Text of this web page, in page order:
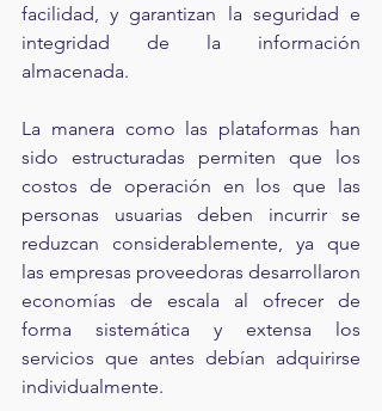
facilidad, y garantizan la seguridad e
integridad de la información
almacenada.
La manera como las plataformas han
sido estructuradas permiten que los
costos de operación en los que las
personas usuarias deben incurrir se
reduzcan considerablemente, ya que
las empresas proveedoras desarrollaron
economías de escala al ofrecer de
forma sistemática y extensa los
servicios que antes debían adquirirse
individualmente.